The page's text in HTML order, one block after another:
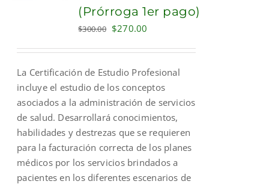
(Prórroga 1er pago)
$300.00 Original
$300.00.
$270.00
$270.00.
La Certificación de Estudio Profesional
incluye el estudio de los conceptos
asociados a la administración de servicios
de salud. Desarrollará conocimientos,
habilidades y destrezas que se requieren
para la facturación correcta de los planes
médicos por los servicios brindados a
pacientes en los diferentes escenarios de